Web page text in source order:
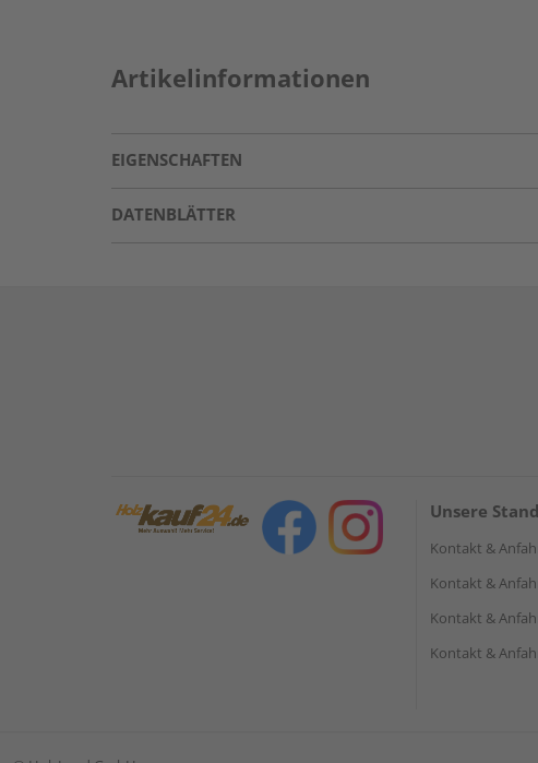
Artikelinformationen
EIGENSCHAFTEN
DATENBLÄTTER
Unsere
Kontakt &
Kontakt &
Kontakt &
Kontakt &